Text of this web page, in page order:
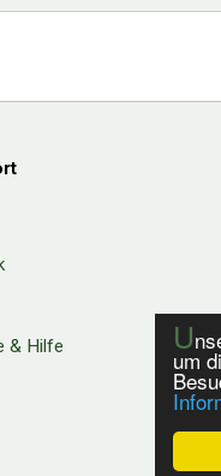
U
um
& Hilfe